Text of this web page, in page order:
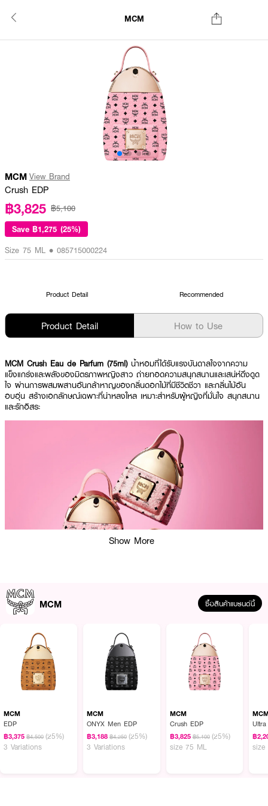
MCM
MCM View Brand
Crush EDP
฿3,825 ฿5,100
Save ฿1,275 (25%)
Size 75 ML • 085715000224
Product Detail Recommended
Product Detail How to Use
MCM Crush Eau de Parfum (75ml) น้ำหอมที่ได้รับแรงบันดาลใจจากความ
แข็งแกร่งและพลังของมิตรภาพหญิงสาว ถ่ายทอดความสนุกสนานและเสน่ห์ดึงดูด
ใจ ผ่านการผสมผสานอันกล้าหาญของกลิ่นดอกไม้ที่มีชีวิตชีวา และกลิ่นไม้อัน
อบอุ่น สร้างเอกลักษณ์เฉพาะที่น่าหลงใหล เหมาะสำหรับผู้หญิงที่มั่นใจ สนุกสนาน
และรักอิสระ
คุณสมบัติเด่น
• กลิ่นหอมแนวดอกไม้สดใสผสมผสานความอบอุ่นของไม้
• สื่อถึงพลัง ความสนุกสนาน และความแข็งแกร่งของมิตรภาพหญิงสาว
• Eau de Parfum ติดทนนาน มอบกลิ่นหอมที่น่าจดจำ
Show More
MCM ซื้อสินค้าแบรนด์นี้
MCM
EDP
฿3,375 ฿4,500 (25%)
3 Variations
MCM
ONYX Men EDP
฿3,188 ฿4,250 (25%)
3 Variations
MCM
Crush EDP
฿3,825 ฿5,100 (25%)
size 75 ML
฿
size